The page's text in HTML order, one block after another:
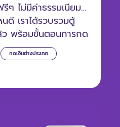
กดเงินต่างประเทศ
ไม่มีค่าธรรมเนียม
ดี เราได้รวบรวมตู้
ว พร้อมขั้นตอนการกด